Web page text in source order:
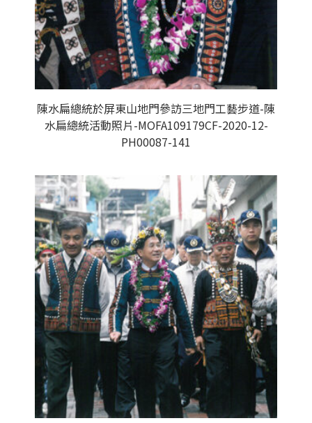
陳水扁總統於屏東山地門參訪三地門工藝步道-陳
水扁總統活動照片-MOFA109179CF-2020-12-
PH00087-141